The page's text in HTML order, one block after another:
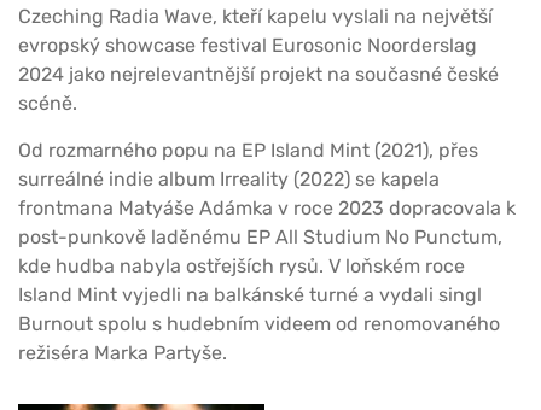
Czeching Radia Wave, kteří kapelu vyslali na největší
evropský showcase festival Eurosonic Noorderslag
2024 jako nejrelevantnější projekt na současné české
scéně.
Od rozmarného popu na EP Island Mint (2021), přes
surreálné indie album Irreality (2022) se kapela
frontmana Matyáše Adámka v roce 2023 dopracovala k
post-punkově laděnému EP All Studium No Punctum,
kde hudba nabyla ostřejších rysů. V loňském roce
Island Mint vyjedli na balkánské turné a vydali singl
Burnout spolu s hudebním videem od renomovaného
režiséra Marka Partyše.